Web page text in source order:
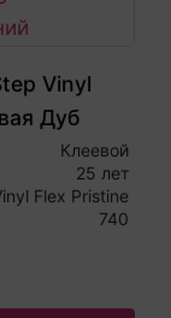
Vinyl
Дуб
Клеевой
25 лет
Flex Pristine
740